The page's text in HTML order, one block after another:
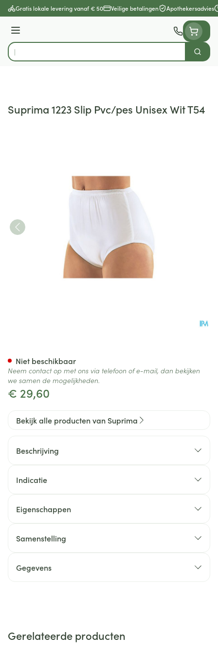
Ga naar de inhoud
Gratis lokale levering vanaf € 50 Veilige betalingen Apothekersadvies
Menu
Product, merk, categorie...
Zoek
Suprima 1223 Slip Pvc/pes Unisex Wit T54
€ 29,60
Niet beschikbaar
Neem contact op met ons via telefoon of e-mail, dan bekijken
we samen de mogelijkheden.
Bekijk alle producten van Suprima
Beschrijving
Indicatie
Eigenschappen
Samenstelling
Gegevens
Gerelateerde producten